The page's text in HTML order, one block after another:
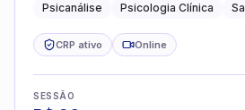
Psicanálise Psicologia Clínica
CRP ativo Online
SESSÃO